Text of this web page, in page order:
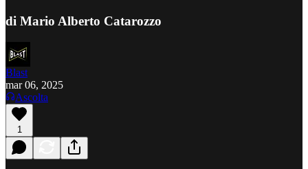
di Mario Alberto Catarozzo
Blast
mar 06, 2025
Ascolta
1